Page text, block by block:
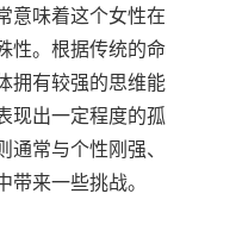
意味着这个女性在
性。根据传统的命
拥有较强的思维能
现出一定程度的孤
通常与个性刚强、
带来一些挑战。